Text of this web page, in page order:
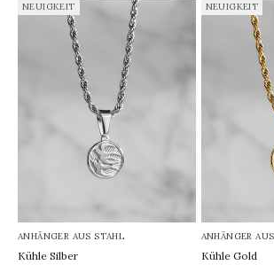
NEUIGKEIT
ANHÄNGER AUS STAHL
Kühle Silber
NEUIGKEIT
ANHÄNGER
Kühle Gold